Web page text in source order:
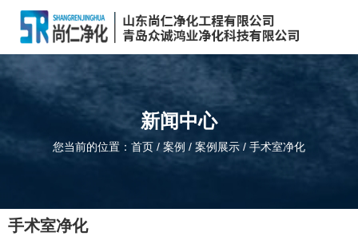
新闻中心
您当前的位置：首页 / 案例 / 案例展示 / 手术室净化
手术室净化